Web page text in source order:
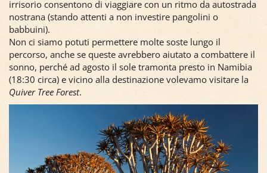
irrisorio consentono di viaggiare con un ritmo da autostrada
nostrana (stando attenti a non investire pangolini o
babbuini).
Non ci siamo potuti permettere molte soste lungo il
percorso, anche se queste avrebbero aiutato a combattere il
sonno, perché ad agosto il sole tramonta presto in Namibia
(18:30 circa) e vicino alla destinazione volevamo visitare la
Quiver Tree Forest.